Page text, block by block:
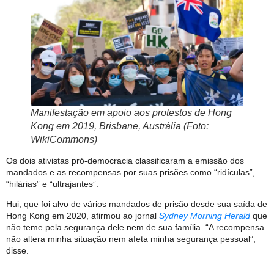
Manifestação em apoio aos protestos de Hong
Kong em 2019, Brisbane, Austrália (Foto:
WikiCommons)
Os dois ativistas pró-democracia classificaram a emissão dos
mandados e as recompensas por suas prisões como “ridículas”,
“hilárias” e “ultrajantes”.
Hui, que foi alvo de vários mandados de prisão desde sua saída de
Hong Kong em 2020, afirmou ao jornal Sydney Morning Herald que
não teme pela segurança dele nem de sua família. “A recompensa
não altera minha situação nem afeta minha segurança pessoal”,
disse.